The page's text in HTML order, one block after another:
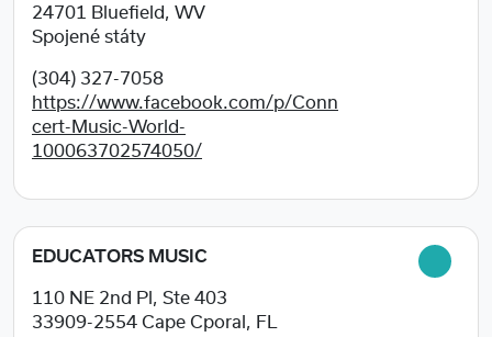
24701 Bluefield, WV
Spojené státy
(304) 327-7058
https://www.facebook.com/p/Conn
cert-Music-World-
100063702574050/
EDUCATORS MUSIC
110 NE 2nd Pl, Ste 403
33909-2554 Cape Cporal, FL